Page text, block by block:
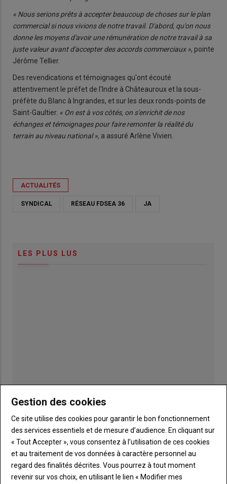
« Nous serions prêts à accepter beau­coup de choses sur le plan
commer­cial si nous vivions de notre tra­vail. D'abord, qu'on nous
donne les moyens d'avoir une rémunération de notre travail à sa
juste valeur avant d'accepter des accords com­merciaux », pointe
Jérôme Tellier.
Des revendications et témoignages qu'ont écouté
attentivement le pré­fet de l'Indre à Châteauroux et la sous-
préfète du Blanc à Ingrandes, et sur les deux ronds-points de
Saint-Gaultier. « On est à vos côtés, on s'enrichit de nos
échanges et té­moignages pour faire remonter la réalité du
terrain au niveau natio­nal », a assuré Arlène Vivien.
ACTUALITÉS
SYNDICAL RÉSEAU FDSEA 36 JA
LES PLUS LUS
Publicité
TITRE JE M'ABONNE
Gestion des cookies
Ce site utilise des cookies pour garantir le bon fonctionnement
des services essentiels et de mesure d’audience. En cliquant sur
« Tout Accepter », vous consentez à l’utilisation de ces cookies
et au traitement de vos données à caractère personnel au
regard des finalités décrites. Vous pourrez à tout moment
revenir sur vos choix, en utilisant le lien « Modifier mes